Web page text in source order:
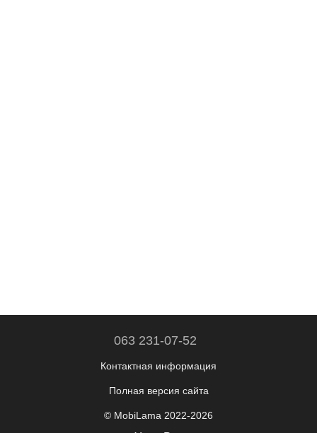
063 231-07-52
Контактная информация
Полная версия сайта
© MobiLama 2022-2026